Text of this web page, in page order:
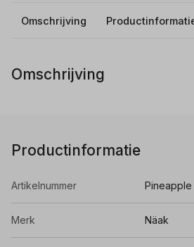
Omschrijving
Omschrijving
Productinformatie
Artikelnummer Pineapple
Merk Näak